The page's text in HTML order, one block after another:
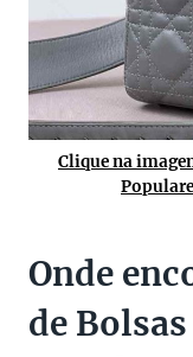
Clique na
Onde
de